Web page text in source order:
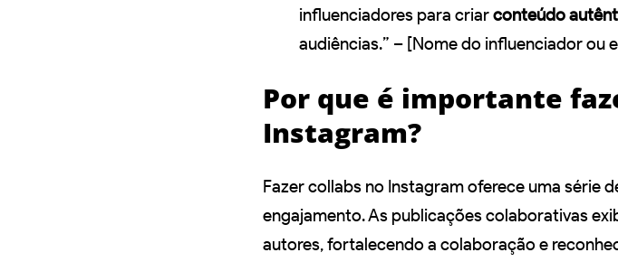
influenciadores para criarconteúdo
audiências.” – [Nome do influenciador ou
Por que é importante
Instagram?
Fazer collabs no Instagram oferece uma série
engajamento. As publicações colaborativas
autores, fortalecendo a colaboração e